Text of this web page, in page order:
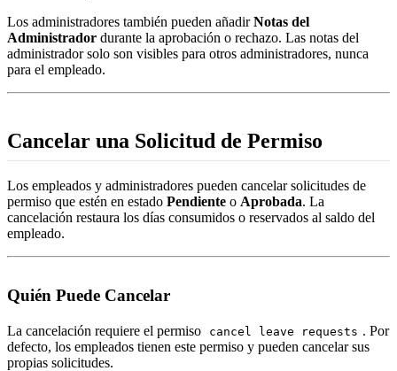
Los administradores también pueden añadirNotas del
Administrador durante la aprobación o rechazo. Las notas del
administrador solo son visibles para otros administradores, nunca
para el empleado.
Cancelar una Solicitud de Permiso
Los empleados y administradores pueden cancelar solicitudes de
permiso que estén en estado Pendiente o Aprobada. La
cancelación restaura los días consumidos o reservados al saldo del
empleado.
Quién Puede Cancelar
La cancelación requiere el permiso cancel leave requests . Por
defecto, los empleados tienen este permiso y pueden cancelar sus
propias solicitudes.